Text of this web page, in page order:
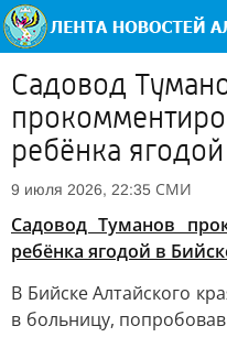
Садовод
ребёнка
9 июля 2026, 22:35 СМИ
Садовод Туманов
ребёнка ягодой в
В Бийске Алтайского
в больницу,